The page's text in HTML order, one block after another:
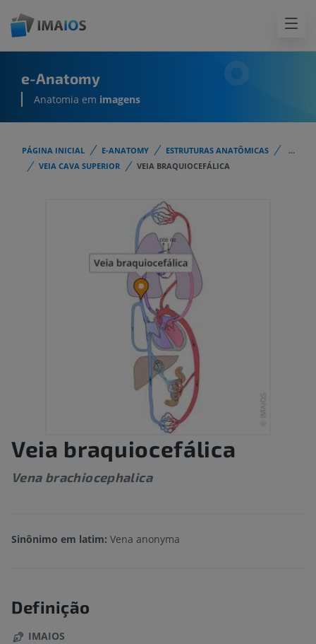
e-Anatomy
Anatomia em imagens
PÁGINA INICIAL E-ANATOMY ESTRUTURAS ANATÔMICAS
...
VEIA CAVA SUPERIOR
VEIA BRAQUIOCEFÁLICA
Veia braquiocefálica
Vena brachiocephalica
Sinônimo em latim: Vena anonyma
Definição
IMAIOS